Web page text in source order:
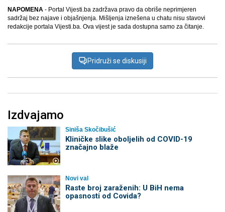
NAPOMENA - Portal Vijesti.ba zadržava pravo da obriše neprimjeren
sadržaj bez najave i objašnjenja. Mišljenja iznešena u chatu nisu stavovi
redakcije portala Vijesti.ba. Ova vijest je sada dostupna samo za čitanje.
Pridruži se diskusiji
Izdvajamo
Siniša Skočibušić
Kliničke slike oboljelih od COVID-19
značajno blaže
Novi val
Raste broj zaraženih: U BiH nema
opasnosti od Covida?